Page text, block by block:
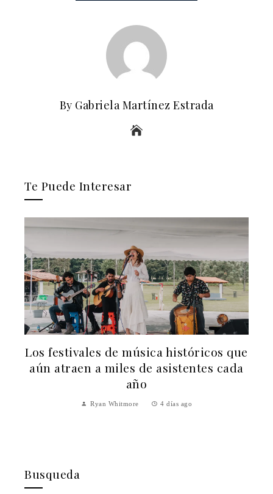
By Gabriela Martínez Estrada
Te Puede Interesar
¿Se puede incluir arroz en una dieta
baja en carbohidratos? Lo que debes
Busqueda